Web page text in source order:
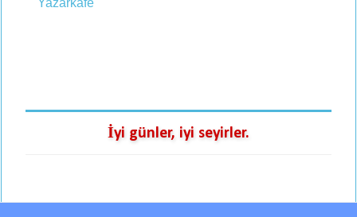
İyi günler, iyi seyirler.